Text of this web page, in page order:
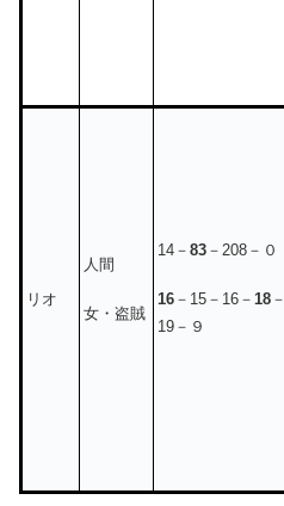
リオ
人間
女・盗賊
14－ 83 －208－０
16 －15－16－ 18 －
19－９